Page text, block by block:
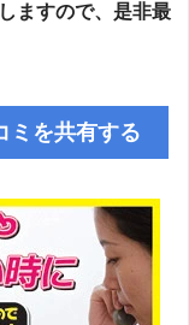
ますので、是非最
ミを共有する